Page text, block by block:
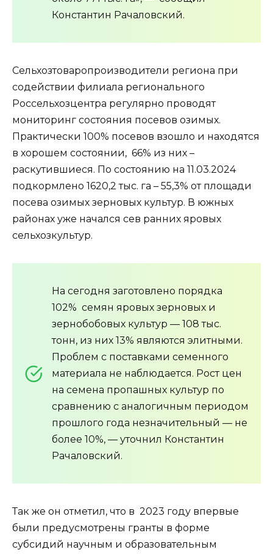
Константин Рачаловский.
Сельхозтоваропроизводители региона при
содействии филиала регионального
Россельхозцентра регулярно проводят
мониторинг состояния посевов озимых.
Практически 100% посевов взошло и находятся
в хорошем состоянии, 66% из них –
раскутившиеся. По состоянию на 11.03.2024
подкормлено 1620,2 тыс. га – 55,3% от площади
посева озимых зерновых культур. В южных
районах уже начался сев ранних яровых
сельхозкультур.
На сегодня заготовлено порядка
102% семян яровых зерновых и
зернобобовых культур — 108 тыс.
тонн, из них 13% являются элитными.
Проблем с поставками семенного
материала не наблюдается. Рост цен
на семена пропашных культур по
сравнению с аналогичным периодом
прошлого года незначительный — не
более 10%, — уточнил Константин
Рачаловский.
Так же он отметил, что в 2023 году впервые
были предусмотрены гранты в форме
субсидий научным и образовательным